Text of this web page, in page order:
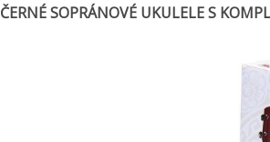
ČERNÉ SOPRÁNOVÉ UKULELE S